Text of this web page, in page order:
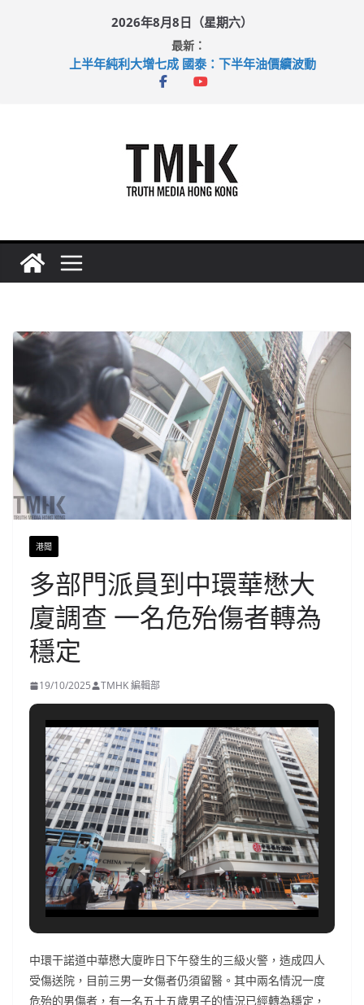
2026年8月8日（星期六）
最新：
上半年純利大增七成 國泰：下半年油價續波動
拜仁熱身賽挫維拉 啟德主場館奪錦標
港聞
多部門派員到中環華懋大
廈調查 一名危殆傷者轉為
穩定
19/10/2025 TMHK 編輯部
中環干諾道中華懋大廈昨日下午發生的三級火警，造成四人
受傷送院，目前三男一女傷者仍須留醫。其中兩名情況一度
危殆的男傷者，有一名五十五歲男子的情況已經轉為穩定，